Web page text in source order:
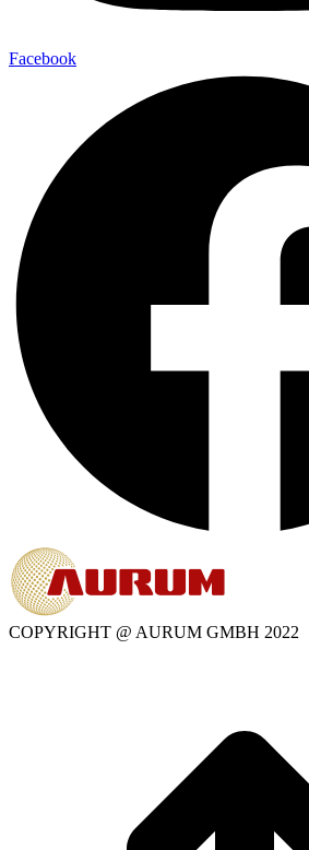
Facebook
COPYRIGHT @ AURUM GMBH 2022